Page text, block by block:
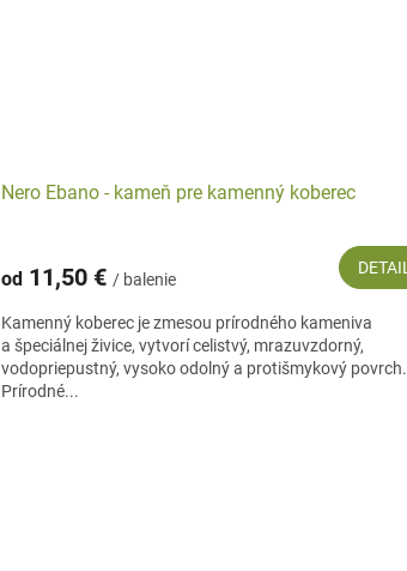
Nero Ebano - kameň pre kamenný koberec
od 11,50 € / balenie
DETAIL
Kamenný koberec je zmesou prírodného kameniva
a špeciálnej živice, vytvorí celistvý, mrazuvzdorný,
vodopriepustný, vysoko odolný a protišmykový povrch.
Prírodné...